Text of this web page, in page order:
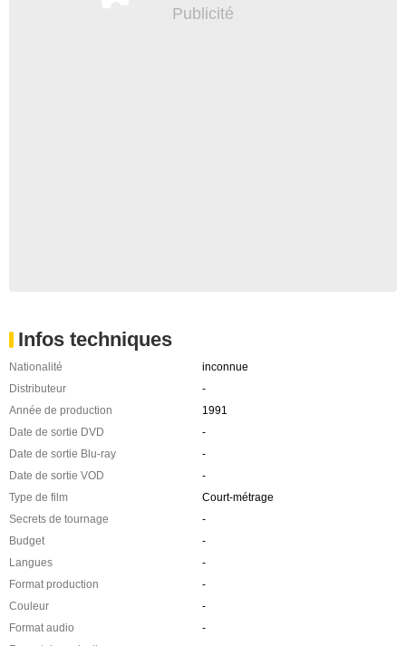
Infos techniques
Nationalité
inconnue
Distributeur
-
Année de production
1991
Date de sortie DVD
-
Date de sortie Blu-ray
-
Date de sortie VOD
-
Type de film
Court-métrage
Secrets de tournage
-
Budget
-
Langues
-
Format production
-
Couleur
-
Format audio
-